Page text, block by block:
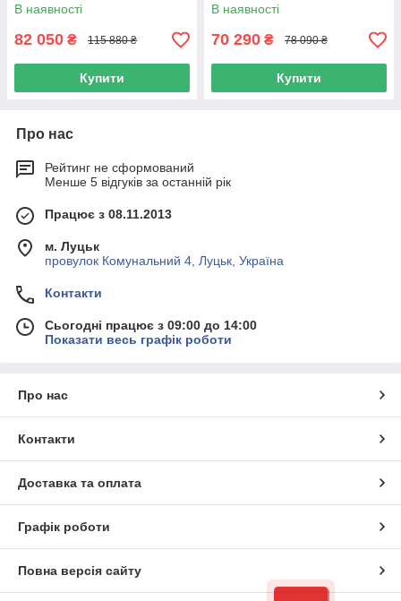
В наявності
82 050 ₴ 115 880 ₴
Купити
В наявності
70 290 ₴ 78 090 ₴
Купити
Про нас
Рейтинг не сформований
Менше 5 відгуків за останній рік
Працює з 08.11.2013
м. Луцьк
провулок Комунальний 4, Луцьк, Україна
Контакти
Сьогодні працює з 09:00 до 14:00
Показати весь графік роботи
Про нас
Контакти
Доставка та оплата
Графік роботи
Повна версія сайту